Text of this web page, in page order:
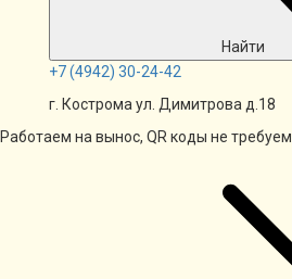
Найти
+7(4942) 30-24-42
г. Кострома ул. Димитрова д.18
Работаем на вынос, QR коды не требуем.